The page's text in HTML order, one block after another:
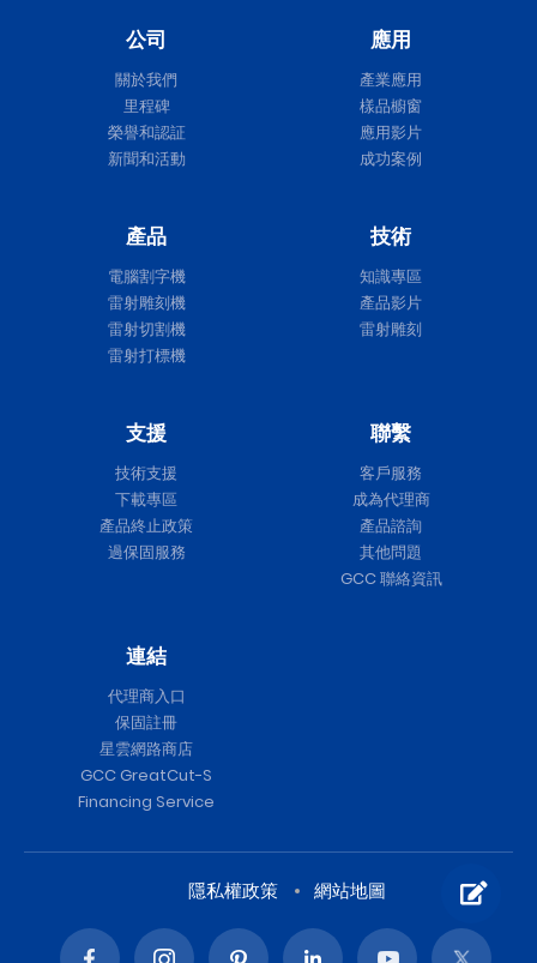
公司
關於我們
里程碑
榮譽和認証
新聞和活動
應用
產業應用
樣品櫥窗
應用影片
成功案例
產品
電腦割字機
雷射雕刻機
雷射切割機
雷射打標機
技術
知識專區
產品影片
雷射雕刻
支援
技術支援
下載專區
產品終止政策
過保固服務
聯繫
客戶服務
成為代理商
產品諮詢
其他問題
GCC 聯絡資訊
連結
代理商入口
保固註冊
星雲網路商店
GCC GreatCut-S
Financing Service
隱私權政策 網站地圖